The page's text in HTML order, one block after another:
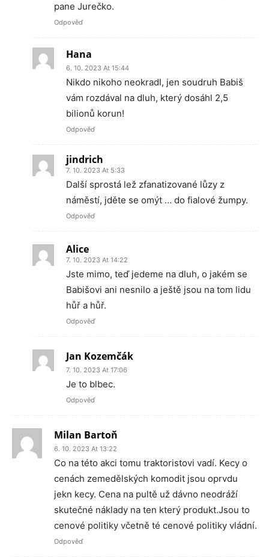
pane Jurečko.
Odpověď
Hana
6. 10. 2023 At 15:44
Nikdo nikoho neokradl, jen soudruh Babiš
vám rozdával na dluh, který dosáhl 2,5
bilionů korun!
Odpověď
jindrich
7. 10. 2023 At 5:33
Další sprostá lež zfanatizované lůzy z
náměstí, jděte se omýt … do fialové žumpy.
Odpověď
Alice
7. 10. 2023 At 14:22
Jste mimo, teď jedeme na dluh, o jakém se
Babišovi ani nesnilo a ještě jsou na tom lidu
hůř a hůř.
Odpověď
Jan Kozemčák
7. 10. 2023 At 17:06
Je to blbec.
Odpověď
Milan Bartoň
6. 10. 2023 At 13:22
Co na této akci tomu traktoristovi vadí. Kecy o
cenách zemedělských komodit jsou oprvdu
jekn kecy. Cena na pultě už dávno neodráží
skutečné náklady na ten který produkt.Jsou to
cenové politiky včetně té cenové politiky vládní.
Odpověď